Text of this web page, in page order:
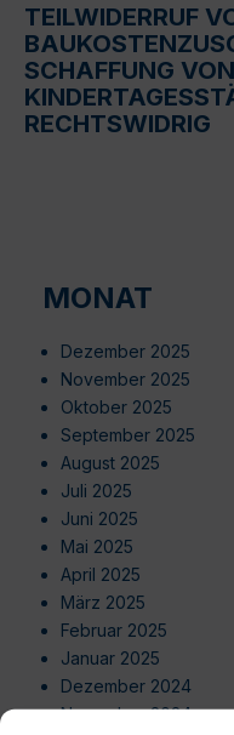
TEILWIDERRUF
SCHAFFUNG
RECHTSWIDRIG
MONAT
Dezember 2025
November 2025
Oktober 2025
September 2025
August 2025
Juli 2025
Juni 2025
Mai 2025
April 2025
März 2025
Februar 2025
Januar 2025
Dezember 2024
November 2024